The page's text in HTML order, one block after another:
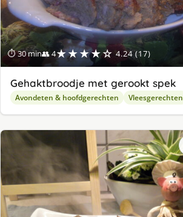
⏱ 30 min👥 4★★★★☆ 4.24 (17)
Gehaktbroodje met gerookt spek
Avondeten & hoofdgerechten Vleesgerechten